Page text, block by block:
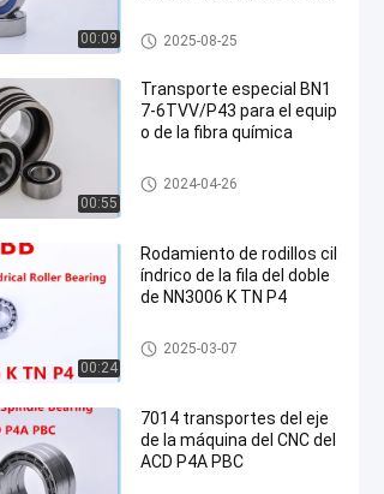
00:09 Rodamientos minúsculos
2025-08-25
00:55
Transporte especial BN1
7-6TVV/P43 para el equip
o de la fibra química
Transporte de la materia textil
2024-04-26
00:24
Rodamiento de rodillos cil
índrico de la fila del doble
de NN3006 K TN P4
Rodamiento de rodillos cilíndri
co de la fila doble
2025-03-07
7014 transportes del eje
de la máquina del CNC del
ACD P4A PBC